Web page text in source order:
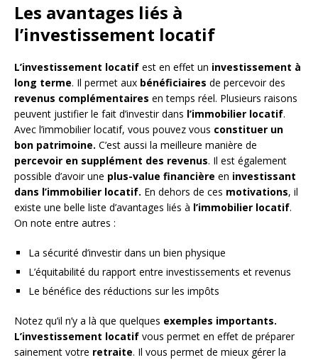
Les avantages liés à
l’investissement locatif
L’investissement locatif est en effet un investissement à
long terme. Il permet aux bénéficiaires de percevoir des
revenus complémentaires en temps réel. Plusieurs raisons
peuvent justifier le fait d’investir dans l’immobilier locatif.
Avec l’immobilier locatif, vous pouvez vous constituer un
bon patrimoine. C’est aussi la meilleure manière de
percevoir en supplément des revenus. Il est également
possible d’avoir une plus-value financière en investissant
dans l’immobilier locatif. En dehors de ces motivations, il
existe une belle liste d’avantages liés à l’immobilier locatif.
On note entre autres :
La sécurité d’investir dans un bien physique
L’équitabilité du rapport entre investissements et revenus
Le bénéfice des réductions sur les impôts
Notez qu’il n’y a là que quelques exemples importants.
L’investissement locatif vous permet en effet de préparer
sainement votre retraite. Il vous permet de mieux gérer la